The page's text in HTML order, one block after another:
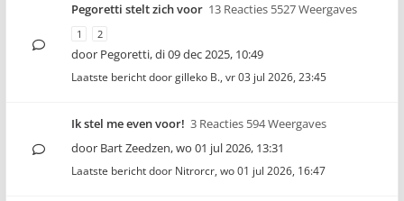
Pegoretti stelt zich voor 13 Reacties 5527 Weergaves
1 2
door Pegoretti,di 09 dec 2025, 10:49
Laatste bericht doorgilleko B., vr 03 jul 2026, 23:45
Ik stel me even voor! 3 Reacties 594 Weergaves
door Bart Zeedzen,wo 01 jul 2026, 13:31
Laatste bericht door Nitrorcr, wo 01 jul 2026, 16:47